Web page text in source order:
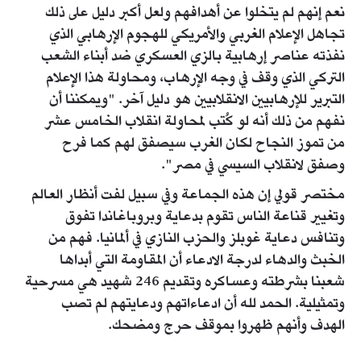
نعم إنهم لم يتخلوا عن أهدافهم ولعل أكبر دليل على ذلك
تجاهل الإعلام الغربي والأمريكي للهجوم الإرهابي الذي
نفذته عناصر إرهابية بالزي العسكري ضد أبناء الشعب
التركي الذي وقف في وجه الإرهاب، ومحاولة هذا الإعلام
التبرير للإرهابيين الانقلابيين هو دليل آخر. "ويمكننا أن
نفهم من ذلك أنه لو كُتب لمحاولة انقلاب الخامس عشر
من تموز النجاح لكان الغرب سيصفق لهم كما فرح
وصفق لانقلاب السيسي في مصر".
مختصر قولي إن هذه الجماعة وفي سبيل لفت أنظار العالم
وتغيير قناعة الناس تقوم بدعاية وبروباغاندا تفوق
وتنافس دعاية غوبلز والحزب النازي في ألمانيا. فهم من
الخبث والدهاء لدرجة الادعاء أن المقاومة التي أبداها
شعبنا بشرطته وعساكره وتقديم 246 شهيد هي مسرحية
وتمثيلية. الحمد لله أن ادعاءاتهم ودعايتهم لم تصب
الهدف وأنهم ظهروا بموقف حرج ومضحك.